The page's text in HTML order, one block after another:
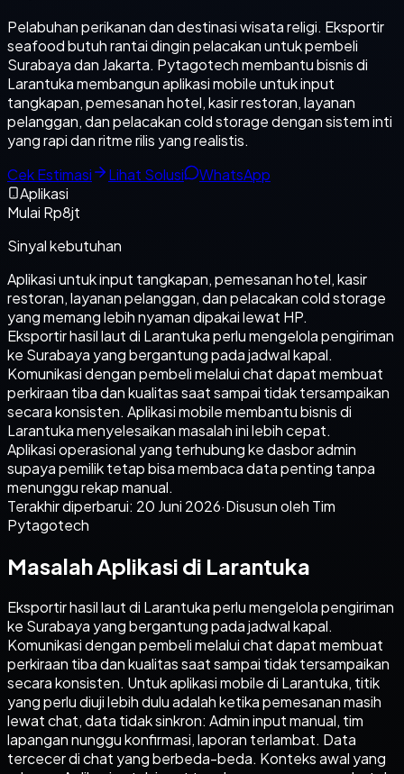
Pelabuhan perikanan dan destinasi wisata religi. Eksportir
seafood butuh rantai dingin pelacakan untuk pembeli
Surabaya dan Jakarta. Pytagotech membantu bisnis di
Larantuka membangun aplikasi mobile untuk input
tangkapan, pemesanan hotel, kasir restoran, layanan
pelanggan, dan pelacakan cold storage dengan sistem inti
yang rapi dan ritme rilis yang realistis.
Cek Estimasi
Lihat Solusi
WhatsApp
Aplikasi
Mulai Rp8jt
Sinyal kebutuhan
Aplikasi untuk input tangkapan, pemesanan hotel, kasir
restoran, layanan pelanggan, dan pelacakan cold storage
yang memang lebih nyaman dipakai lewat HP.
Eksportir hasil laut di Larantuka perlu mengelola pengiriman
ke Surabaya yang bergantung pada jadwal kapal.
Komunikasi dengan pembeli melalui chat dapat membuat
perkiraan tiba dan kualitas saat sampai tidak tersampaikan
secara konsisten. Aplikasi mobile membantu bisnis di
Larantuka menyelesaikan masalah ini lebih cepat.
Aplikasi operasional yang terhubung ke dasbor admin
supaya pemilik tetap bisa membaca data penting tanpa
menunggu rekap manual.
Terakhir diperbarui: 20 Juni 2026·Disusun oleh Tim
Pytagotech
Masalah Aplikasi di Larantuka
Eksportir hasil laut di Larantuka perlu mengelola pengiriman
ke Surabaya yang bergantung pada jadwal kapal.
Komunikasi dengan pembeli melalui chat dapat membuat
perkiraan tiba dan kualitas saat sampai tidak tersampaikan
secara konsisten. Untuk aplikasi mobile di Larantuka, titik
yang perlu diuji lebih dulu adalah ketika pemesanan masih
lewat chat, data tidak sinkron: Admin input manual, tim
lapangan nunggu konfirmasi, laporan terlambat. Data
tercecer di chat yang berbeda-beda. Konteks awal yang